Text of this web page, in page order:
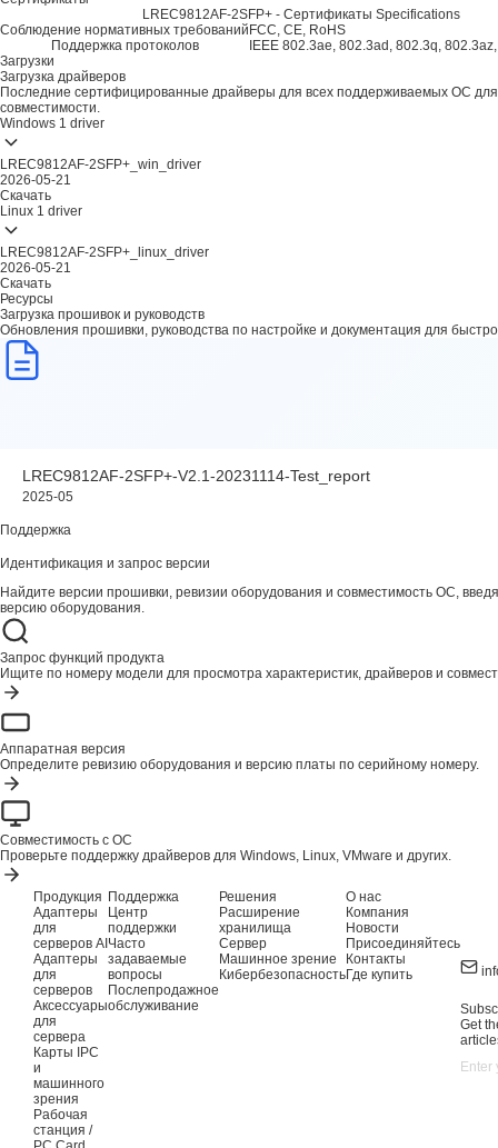
LREC9812AF-2SFP+ - Сертификаты Specifications
Соблюдение нормативных требований FCC, CE, RoHS
Поддержка протоколов
IEEE 802.3ae, 802.3ad, 802.3q,
Загрузки
Загрузка драйверов
Последние сертифицированные драйверы для всех поддерживаемых ОС
совместимости.
Windows 1 driver
LREC9812AF-2SFP+_win_driver
2026-05-21
Скачать
Linux 1 driver
LREC9812AF-2SFP+_linux_driver
2026-05-21
Скачать
Ресурсы
Загрузка прошивок и руководств
Обновления прошивки, руководства по настройке и документация для
LREC9812AF-2SFP+-V2.1-20231114-Test_report
2025-05
Поддержка
Идентификация и запрос версии
Найдите версии прошивки, ревизии оборудования и совместимость ОС,
версию оборудования.
Запрос функций продукта
Ищите по номеру модели для просмотра характеристик, драйверов и
Аппаратная версия
Определите ревизию оборудования и версию платы по серийному номеру.
Совместимость с ОС
Проверьте поддержку драйверов для Windows, Linux, VMware и других.
Продукция
Адаптеры
для
серверов AI
Адаптеры
для
серверов
Аксессуары
для
сервера
Карты IPC
и
машинного
зрения
Рабочая
станция /
Поддержка
Центр
поддержки
Часто
задаваемые
вопросы
Послепродажное
обслуживание
Решения
Расширение
хранилища
Сервер
Машинное зрение
Кибербезопасность
О нас
Компания
Новости
Присоединяйтесь
Контакты
Где купить
Get